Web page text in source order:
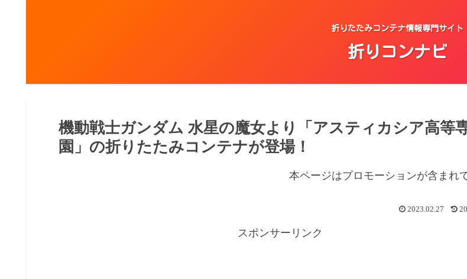
折りたたみコンテナ情報専門サイト
折りコンナビ
機動戦士ガンダム 水星の魔女より「アスティカシア高等
園」の折りたたみコンテナが登場！
本ページはプロモーションが含まれ
2023.02.27
スポンサーリンク